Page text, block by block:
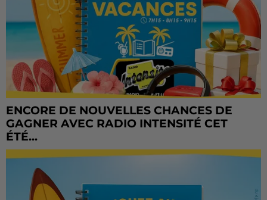
ENCORE DE NOUVELLES CHANCES DE
GAGNER AVEC RADIO INTENSITÉ CET
ÉTÉ...